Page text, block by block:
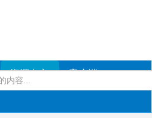
资源中心 客户端